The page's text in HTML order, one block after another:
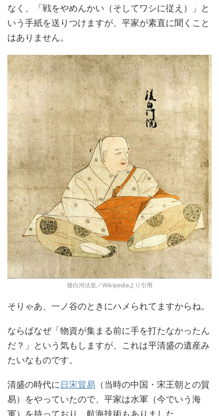
なく、「戦をやめんかい（そしてワシに従え）」と
いう手紙を送りつけますが、平家が素直に聞くこと
はありません。
後白河法皇／Wikipediaより引用
そりゃあ、一ノ谷のときにハメられてますからね。
ならばなぜ「物資が集まる前に手を打たなかったん
だ？」という気もしますが、これは平清盛の遺産み
たいなものです。
清盛の時代に日宋貿易 （当時の中国・宋王朝との貿
易）をやっていたので、平家は水軍（今でいう海
軍）を持っており、航海技術もありました。